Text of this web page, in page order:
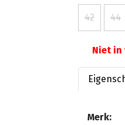
42 44
Niet in
Merk: